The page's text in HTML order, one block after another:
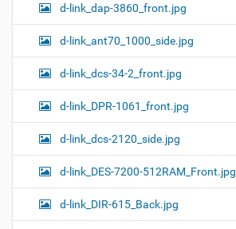
d-link_dap-3860_front.jpg
d-link_ant70_1000_side.jpg
d-link_dcs-34-2_front.jpg
d-link_DPR-1061_front.jpg
d-link_dcs-2120_side.jpg
d-link_DES-7200-512RAM_Front.jpg
d-link_DIR-615_Back.jpg